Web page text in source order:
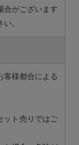
合がございます
。
客様都合による
ット売りではご